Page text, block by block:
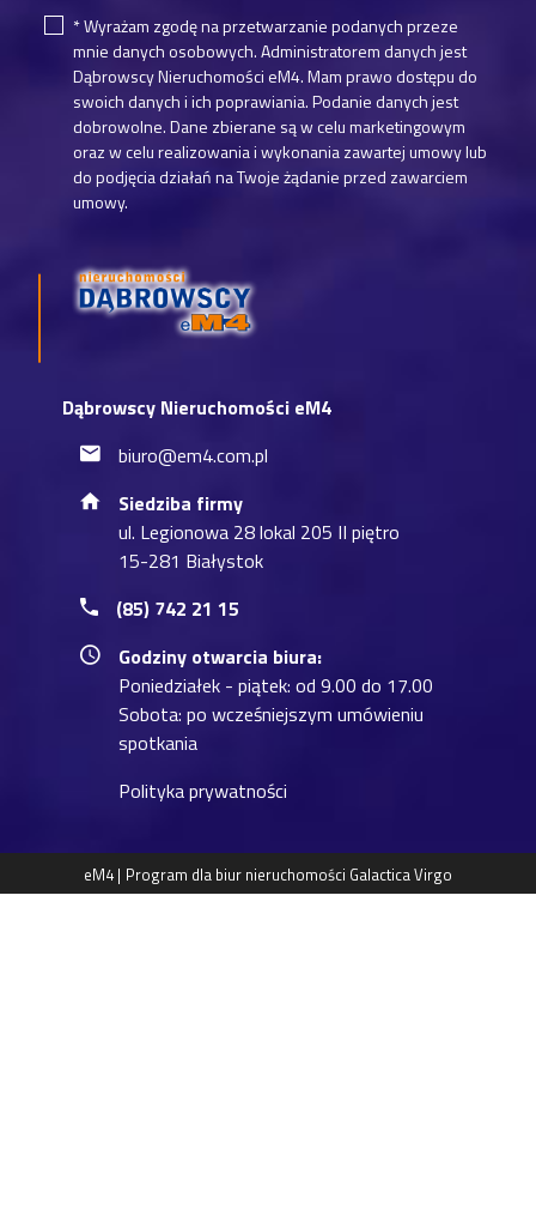
Dąbrowscy Nieruchomości eM4
biuro@em4.com.pl
Siedziba firmy
ul. Legionowa 28 lokal 205 II piętro
15-281 Białystok
(85) 742 21 15
Godziny otwarcia biura:
Poniedziałek - piątek: od 9.00 do 17.00
Sobota: po wcześniejszym umówieniu
spotkania
Polityka prywatności
* Wyrażam zgodę na przetwarzanie podanych przeze
mnie danych osobowych. Administratorem danych jest
Dąbrowscy Nieruchomości eM4. Mam prawo dostępu do
swoich danych i ich poprawiania. Podanie danych jest
dobrowolne. Dane zbierane są w celu marketingowym
oraz w celu realizowania i wykonania zawartej umowy lub
do podjęcia działań na Twoje żądanie przed zawarciem
umowy.
eM4 | Program dla biur nieruchomości Galactica Virgo